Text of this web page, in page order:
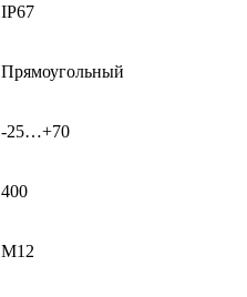
IP67
Прямоугольный
-25…+70
400
M12